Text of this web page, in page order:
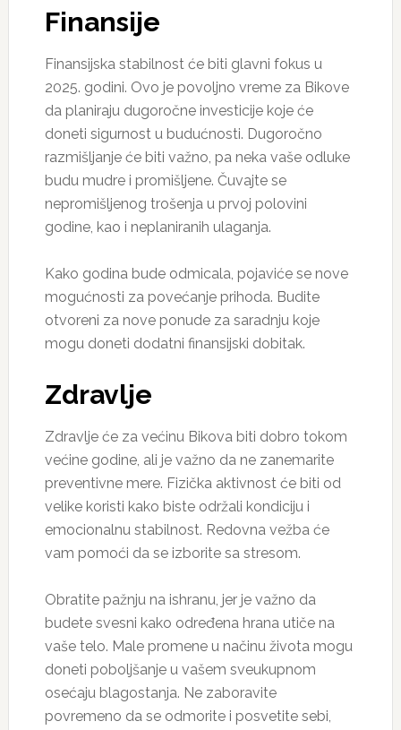
Finansije
Finansijska stabilnost će biti glavni fokus u
2025. godini. Ovo je povoljno vreme za Bikove
da planiraju dugoročne investicije koje će
doneti sigurnost u budućnosti. Dugoročno
razmišljanje će biti važno, pa neka vaše odluke
budu mudre i promišljene. Čuvajte se
nepromišljenog trošenja u prvoj polovini
godine, kao i neplaniranih ulaganja.
Kako godina bude odmicala, pojaviće se nove
mogućnosti za povećanje prihoda. Budite
otvoreni za nove ponude za saradnju koje
mogu doneti dodatni finansijski dobitak.
Zdravlje
Zdravlje će za većinu Bikova biti dobro tokom
većine godine, ali je važno da ne zanemarite
preventivne mere. Fizička aktivnost će biti od
velike koristi kako biste održali kondiciju i
emocionalnu stabilnost. Redovna vežba će
vam pomoći da se izborite sa stresom.
Obratite pažnju na ishranu, jer je važno da
budete svesni kako određena hrana utiče na
vaše telo. Male promene u načinu života mogu
doneti poboljšanje u vašem sveukupnom
osećaju blagostanja. Ne zaboravite
povremeno da se odmorite i posvetite sebi,